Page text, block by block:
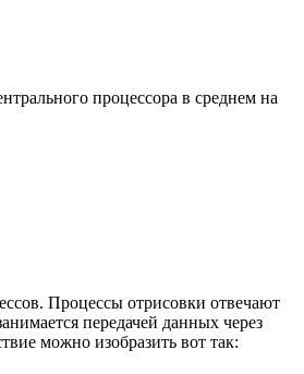
процессора в среднем на
Процессы отрисовки отвечают
передачей данных через
можно изобразить вот так: